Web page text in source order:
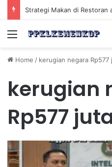
Menu
Home / kerugian negara Rp577
kerugian
Rp577